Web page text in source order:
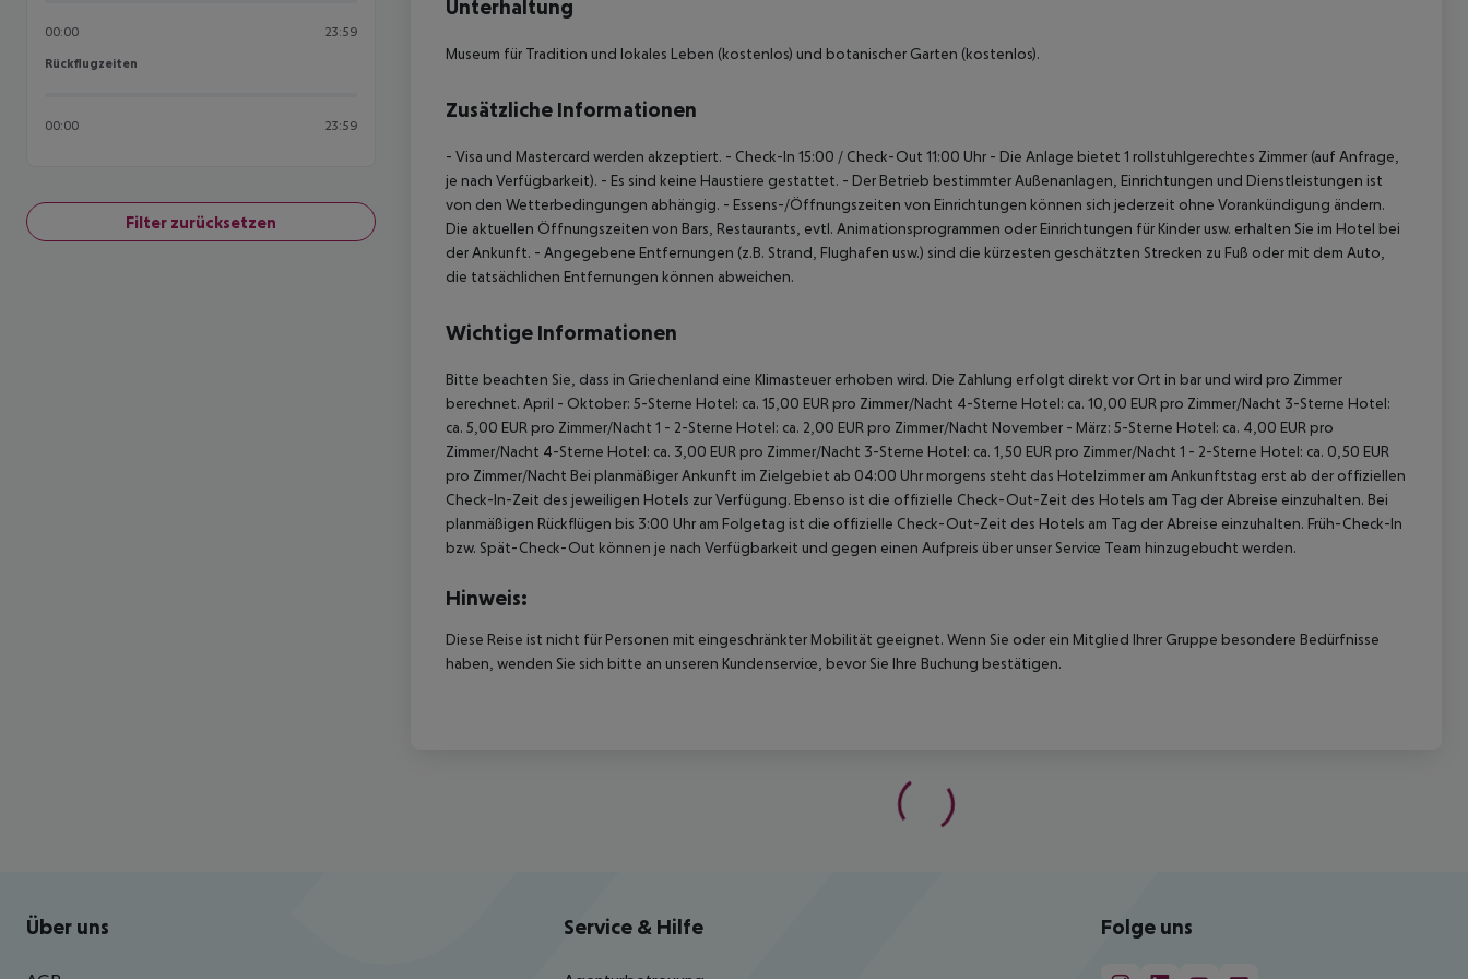
00:00 23:59
Rückflugzeiten
Rückflugzeiten
00:00 23:59
Filter zurücksetzen
Unterhaltung
Museum für Tradition und lokales Leben (kostenlos) und botanischer Garten (kostenlos).
Zusätzliche Informationen
- Visa und Mastercard werden akzeptiert. - Check-In 15:00 / Check-Out 11:00 Uhr - Die Anlage bietet 1 rollstuhlgerechtes Zimmer (auf Anfrage,
je nach Verfügbarkeit). - Es sind keine Haustiere gestattet. - Der Betrieb bestimmter Außenanlagen, Einrichtungen und Dienstleistungen ist
von den Wetterbedingungen abhängig. - Essens-/Öffnungszeiten von Einrichtungen können sich jederzeit ohne Vorankündigung ändern.
Die aktuellen Öffnungszeiten von Bars, Restaurants, evtl. Animationsprogrammen oder Einrichtungen für Kinder usw. erhalten Sie im Hotel bei
der Ankunft. - Angegebene Entfernungen (z.B. Strand, Flughafen usw.) sind die kürzesten geschätzten Strecken zu Fuß oder mit dem Auto,
die tatsächlichen Entfernungen können abweichen.
Wichtige Informationen
Bitte beachten Sie, dass in Griechenland eine Klimasteuer erhoben wird. Die Zahlung erfolgt direkt vor Ort in bar und wird pro Zimmer
berechnet. April - Oktober: 5-Sterne Hotel: ca. 15,00 EUR pro Zimmer/Nacht 4-Sterne Hotel: ca. 10,00 EUR pro Zimmer/Nacht 3-Sterne Hotel:
ca. 5,00 EUR pro Zimmer/Nacht 1 - 2-Sterne Hotel: ca. 2,00 EUR pro Zimmer/Nacht November - März: 5-Sterne Hotel: ca. 4,00 EUR pro
Zimmer/Nacht 4-Sterne Hotel: ca. 3,00 EUR pro Zimmer/Nacht 3-Sterne Hotel: ca. 1,50 EUR pro Zimmer/Nacht 1 - 2-Sterne Hotel: ca. 0,50 EUR
pro Zimmer/Nacht Bei planmäßiger Ankunft im Zielgebiet ab 04:00 Uhr morgens steht das Hotelzimmer am Ankunftstag erst ab der offiziellen
Check-In-Zeit des jeweiligen Hotels zur Verfügung. Ebenso ist die offizielle Check-Out-Zeit des Hotels am Tag der Abreise einzuhalten. Bei
planmäßigen Rückflügen bis 3:00 Uhr am Folgetag ist die offizielle Check-Out-Zeit des Hotels am Tag der Abreise einzuhalten. Früh-Check-In
bzw. Spät-Check-Out können je nach Verfügbarkeit und gegen einen Aufpreis über unser Service Team hinzugebucht werden.
Hinweis:
Diese Reise ist nicht für Personen mit eingeschränkter Mobilität geeignet. Wenn Sie oder ein Mitglied Ihrer Gruppe besondere Bedürfnisse
haben, wenden Sie sich bitte an unseren Kundenservice, bevor Sie Ihre Buchung bestätigen.
Footer navigation
Über uns Service & Hilfe Folge uns